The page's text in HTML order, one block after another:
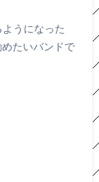
うになった
たいバンドで